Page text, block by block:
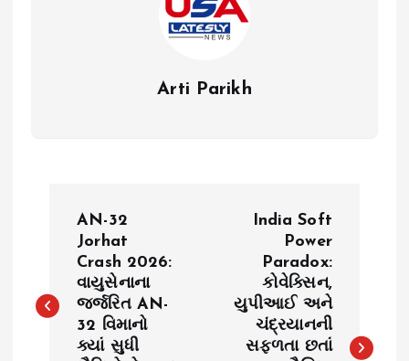
Arti Parikh
s
AN-32
Jorhat
Crash 2026:
વાયુસેનાના
જર્જરિત AN-
32 વિમાનો
ક્યાં સુધી
India Soft
Power
Paradox:
કોવેક્સિન,
યુપીઆઈ અને
ચંદ્રયાનની
સફળતા છતાં